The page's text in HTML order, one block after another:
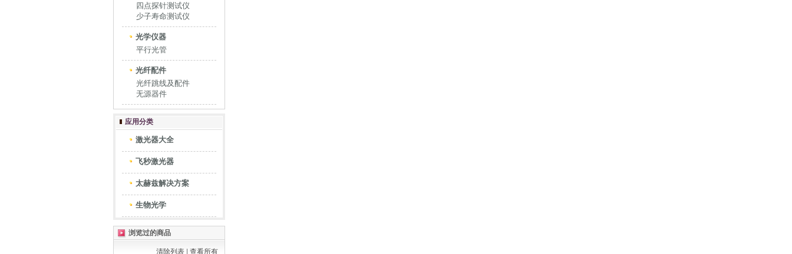
四点探针测试仪
少子寿命测试仪
光学仪器
平行光管
光纤配件
光纤跳线及配件
无源器件
应用分类
激光器大全
飞秒激光器
太赫兹解决方案
生物光学
浏览过的商品
清除列表 查看所有